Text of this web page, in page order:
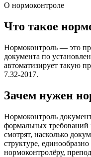
О нормоконтроле
Что такое
Нормоконтроль — это
документа по
автоматизирует такую
7.32-2017.
Зачем нужен
Нормоконтроль
формальных требований
смотрят, насколько
структуре,
нормоконтролёру,